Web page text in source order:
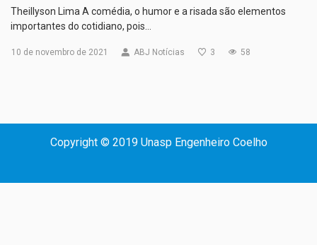
Theillyson Lima A comédia, o humor e a risada são elementos
importantes do cotidiano, pois…
10 de novembro de 2021 ABJ Notícias 3 58
Copyright © 2019 Unasp Engenheiro Coelho